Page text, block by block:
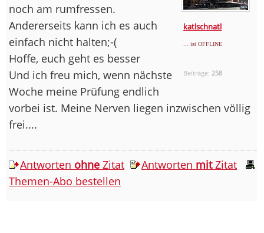
katlschnatl
... ist OFFLINE
Beiträge: 258
noch am rumfressen.
Andererseits kann ich es auch
einfach nicht halten;-(
Hoffe, euch geht es besser
Und ich freu mich, wenn nächste
Woche meine Prüfung endlich
vorbei ist. Meine Nerven liegen inzwischen völlig
frei....
Antworten ohne Zitat Antworten mitZitat
Themen-Abo bestellen